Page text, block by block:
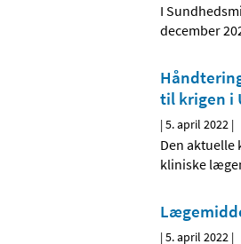
I
december
til krigen i
|5. april 2022 |
Den aktuelle
kliniske
|5. april 2022 |